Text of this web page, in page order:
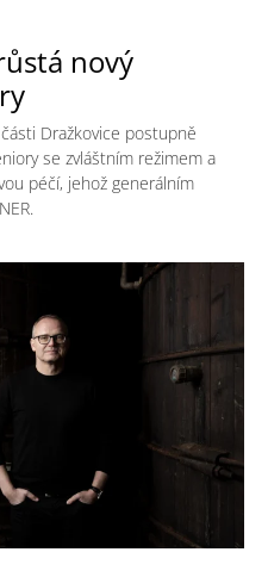
nový
Dražkovice postupně
se zvláštním režimem a
péčí, jehož generálním